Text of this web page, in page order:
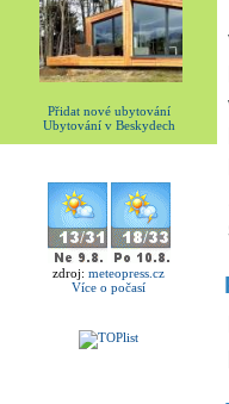
Přidat nové ubytování
Ubytování v Beskydech
zdroj: meteopress.cz
Více o počasí